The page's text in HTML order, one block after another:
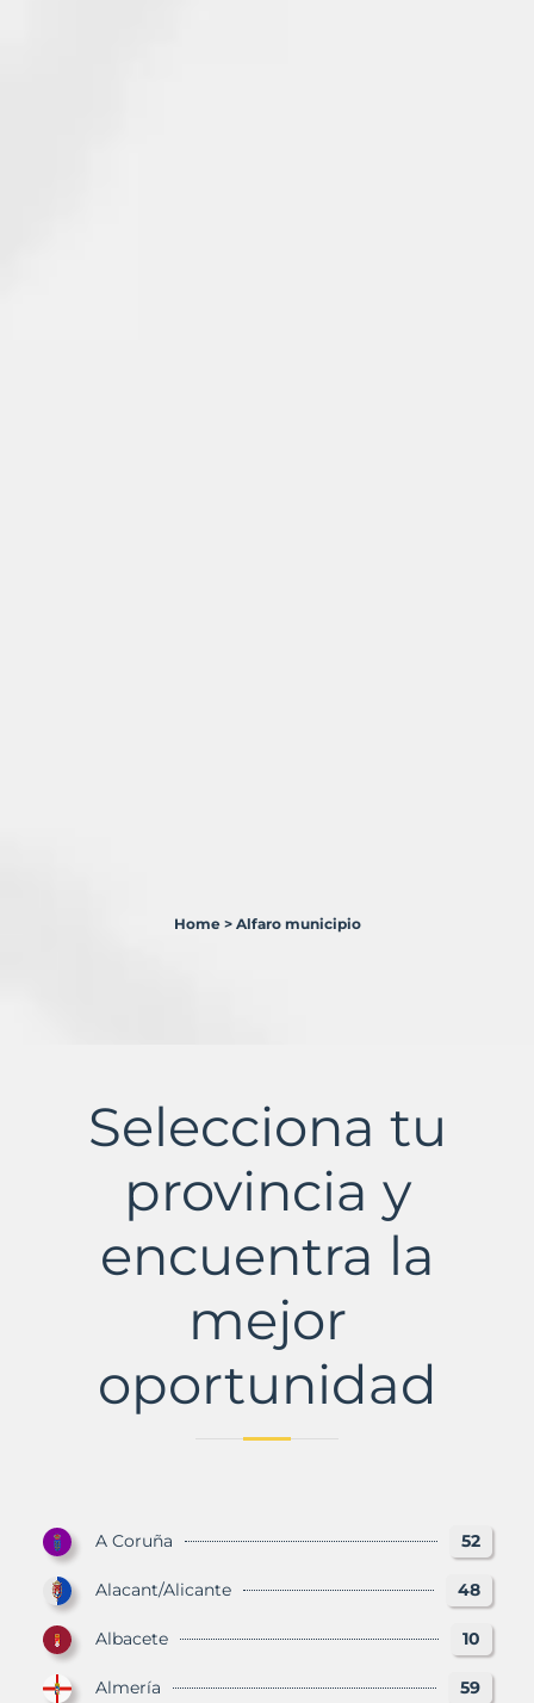
Murbalands
Home > Alfaro municipio
Selecciona tu
provincia y
encuentra la
mejor
oportunidad
A Coruña 52
Alacant/Alicante 48
Albacete 10
Almería 59